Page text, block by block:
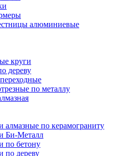
алюминиевые
круги
дереву
по металлу
алмазные по керамограниту
Би-Металл
по бетону
по дереву